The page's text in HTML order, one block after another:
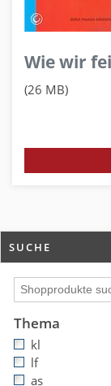
Wie wir
(26 MB)
SUCHE
Thema
kl
lf
as